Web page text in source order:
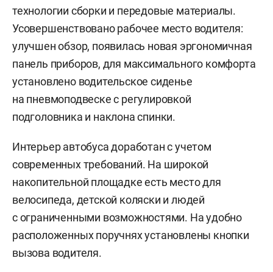
технологии сборки и передовые материалы.
Усовершенствовано рабочее место водителя:
улучшен обзор, появилась новая эргономичная
панель приборов, для максимального комфорта
установлено водительское сиденье
на пневмоподвеске с регулировкой
подголовника и наклона спинки.
Интерьер автобуса доработан с учетом
современных требований. На широкой
накопительной площадке есть место для
велосипеда, детской коляски и людей
с ограниченными возможностями. На удобно
расположенных поручнях установлены кнопки
вызова водителя.